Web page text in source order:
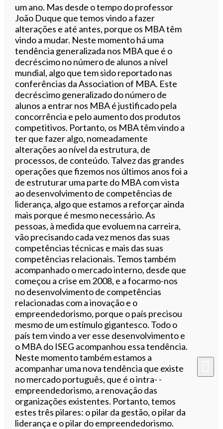
um ano. Mas desde o tempo do professor
João Duque que temos vindo a fazer
alterações e até antes, porque os MBA têm
vindo a mudar. Neste momento há uma
tendência generalizada nos MBA que é o
decréscimo no número de alunos a nível
mundial, algo que tem sido reportado nas
conferências da Association of MBA. Este
decréscimo generalizado do número de
alunos a entrar nos MBA é justificado pela
concorrência e pelo aumento dos produtos
competitivos. Portanto, os MBA têm vindo a
ter que fazer algo, nomeadamente
alterações ao nível da estrutura, de
processos, de conteúdo. Talvez das grandes
operações que fizemos nos últimos anos foi a
de estruturar uma parte do MBA com vista
ao desenvolvimento de competências de
liderança, algo que estamos a reforçar ainda
mais porque é mesmo necessário. As
pessoas, à medida que evoluem na carreira,
vão precisando cada vez menos das suas
competências técnicas e mais das suas
competências relacionais. Temos também
acompanhado o mercado interno, desde que
começou a crise em 2008, e a focarmo-nos
no desenvolvimento de competências
relacionadas com a inovação e o
empreendedorismo, porque o país precisou
mesmo de um estímulo gigantesco. Todo o
país tem vindo a ver esse desenvolvimento e
o MBA do ISEG acompanhou essa tendência.
Neste momento também estamos a
acompanhar uma nova tendência que existe
no mercado português, que é o intra- -
empreendedorismo, a renovação das
organizações existentes. Portanto, temos
estes três pilares: o pilar da gestão, o pilar da
liderança e o pilar do empreendedorismo.